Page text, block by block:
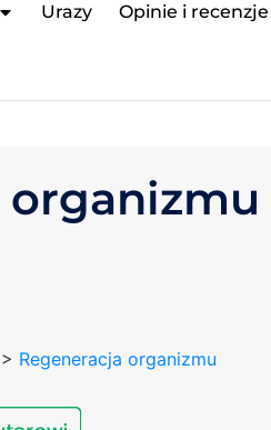
Urazy Opinie i recenzje
organizmu
> Regeneracja organizmu